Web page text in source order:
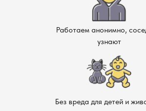
Работаем анонимно,
узнают
Без вреда для детей и